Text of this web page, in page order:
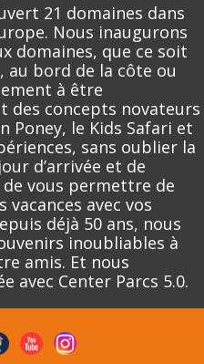
21 domaines dans
Nous inaugurons
domaines, que ce soit
au bord de la côte ou
à être
des concepts novateurs
Poney, le Kids Safari et
sans oublier la
d’arrivée et de
vous permettre de
avec vos
déjà 50 ans, nous
inoubliables à
amis. Et nous
avec Center Parcs 5.0.